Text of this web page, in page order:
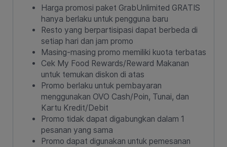
Harga promosi paket GrabUnlimited GRATIS
hanya berlaku untuk pengguna baru
Resto yang berpartisipasi dapat berbeda di
setiap hari dan jam promo
Masing-masing promo memiliki kuota terbatas
Cek My Food Rewards/Reward Makanan
untuk temukan diskon di atas
Promo berlaku untuk pembayaran
menggunakan OVO Cash/Poin, Tunai, dan
Kartu Kredit/Debit
Promo tidak dapat digabungkan dalam 1
pesanan yang sama
Promo dapat digunakan untuk pemesanan